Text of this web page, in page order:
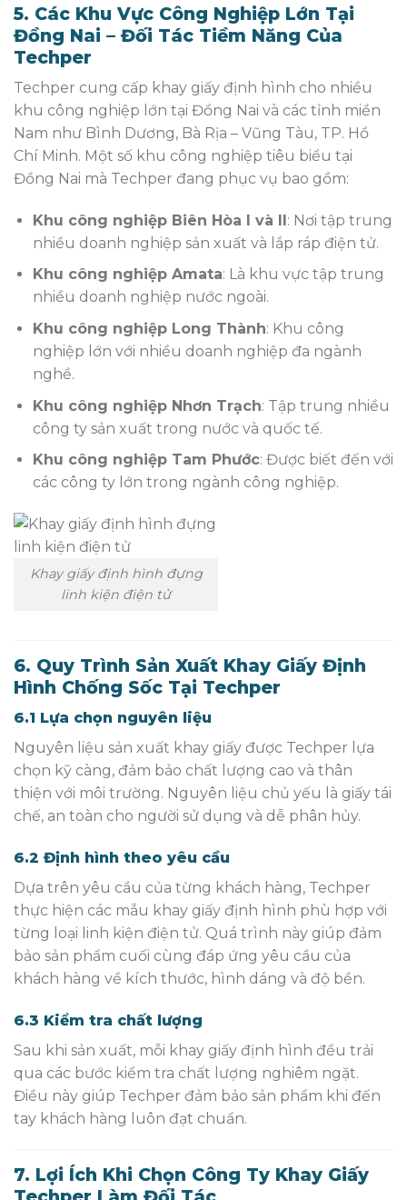
5. Các Khu Vực Công Nghiệp Lớn Tại
Đồng Nai – Đối Tác Tiềm Năng Của
Techper
Techper cung cấp khay giấy định hình cho nhiều
khu công nghiệp lớn tại Đồng Nai và các tỉnh miền
Nam như Bình Dương, Bà Rịa – Vũng Tàu, TP. Hồ
Chí Minh. Một số khu công nghiệp tiêu biểu tại
Đồng Nai mà Techper đang phục vụ bao gồm:
Khu công nghiệp Biên Hòa I và II: Nơi tập trung
nhiều doanh nghiệp sản xuất và lắp ráp điện tử.
Khu công nghiệp Amata: Là khu vực tập trung
nhiều doanh nghiệp nước ngoài.
Khu công nghiệp Long Thành: Khu công
nghiệp lớn với nhiều doanh nghiệp đa ngành
nghề.
Khu công nghiệp Nhơn Trạch: Tập trung nhiều
công ty sản xuất trong nước và quốc tế.
Khu công nghiệp Tam Phước: Được biết đến với
các công ty lớn trong ngành công nghiệp.
Khay giấy định hình đựng
linh kiện điện tử
6. Quy Trình Sản Xuất Khay Giấy Định
Hình Chống Sốc Tại Techper
6.1 Lựa chọn nguyên liệu
Nguyên liệu sản xuất khay giấy được Techper lựa
chọn kỹ càng, đảm bảo chất lượng cao và thân
thiện với môi trường. Nguyên liệu chủ yếu là giấy tái
chế, an toàn cho người sử dụng và dễ phân hủy.
6.2 Định hình theo yêu cầu
Dựa trên yêu cầu của từng khách hàng, Techper
thực hiện các mẫu khay giấy định hình phù hợp với
từng loại linh kiện điện tử. Quá trình này giúp đảm
bảo sản phẩm cuối cùng đáp ứng yêu cầu của
khách hàng về kích thước, hình dáng và độ bền.
6.3 Kiểm tra chất lượng
Sau khi sản xuất, mỗi khay giấy định hình đều trải
qua các bước kiểm tra chất lượng nghiêm ngặt.
Điều này giúp Techper đảm bảo sản phẩm khi đến
tay khách hàng luôn đạt chuẩn.
7. Lợi Ích Khi Chọn Công Ty Khay Giấy